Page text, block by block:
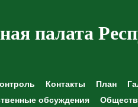
палата
Контакты План
обсуждения